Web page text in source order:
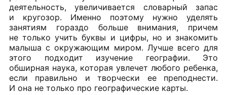
деятельность, увеличивается словарный запас
и кругозор. Именно поэтому нужно уделять
занятиям гораздо больше внимания, причем
не только учить буквы и цифры, но и знакомить
малыша с окружающим миром. Лучше всего для
этого подходит изучение географии. Это
обширная наука, которая увлечет любого ребенка,
если правильно и творчески ее преподнести.
И она не только про географические карты.